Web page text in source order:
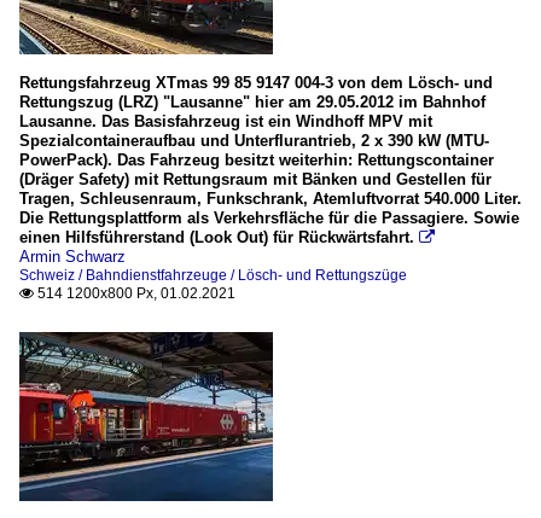
Rettungsfahrzeug XTmas 99 85 9147 004-3 von dem Lösch- und
Rettungszug (LRZ) "Lausanne" hier am 29.05.2012 im Bahnhof
Lausanne. Das Basisfahrzeug ist ein Windhoff MPV mit
Spezialcontaineraufbau und Unterflurantrieb, 2 x 390 kW (MTU-
PowerPack). Das Fahrzeug besitzt weiterhin: Rettungscontainer
(Dräger Safety) mit Rettungsraum mit Bänken und Gestellen für
Tragen, Schleusenraum, Funkschrank, Atemluftvorrat 540.000 Liter.
Die Rettungsplattform als Verkehrsfläche für die Passagiere. Sowie
einen Hilfsführerstand (Look Out) für Rückwärtsfahrt. 
Armin Schwarz
Schweiz / Bahndienstfahrzeuge / Lösch- und Rettungszüge
 514 1200x800 Px, 01.02.2021